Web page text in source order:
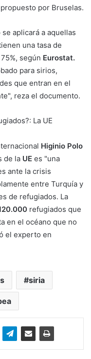
por Bruselas.
aplicará a aquellas
una tasa de
según Eurostat.
para sirios,
que entran en el
reza el documento.
Higinio Polo
de la UE es "una
ante la crisis
entre Turquía y
de refugiados. La
refugiados que
en el océano que no
el experto en
siria